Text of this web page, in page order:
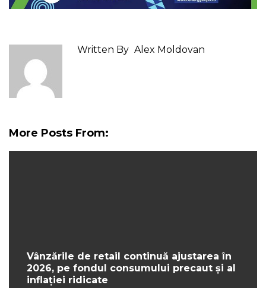
Written By Alex Moldovan
More Posts From:
Vânzările de retail continuă ajustarea în
2026, pe fondul consumului precaut și al
inflației ridicate